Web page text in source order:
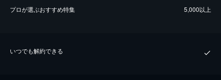
プロが選ぶおすすめ特集 5,000以上
いつでも解約できる